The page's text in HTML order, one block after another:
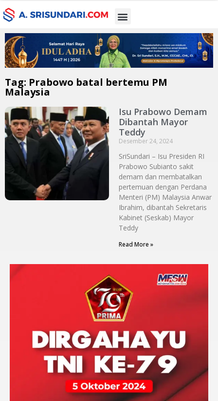
Tag: Prabowo batal bertemu PM
Malaysia
Isu Prabowo Demam
Dibantah Mayor
Teddy
Desember 24, 2024
SriSundari – Isu Presiden RI
Prabowo Subianto sakit
demam dan membatalkan
pertemuan dengan Perdana
Menteri (PM) Malaysia Anwar
Ibrahim, dibantah Sekretaris
Kabinet (Seskab) Mayor
Teddy
Read More »